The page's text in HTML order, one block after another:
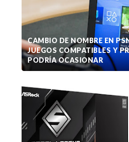
CAMBIO DE NOMBRE EN
JUEGOS COMPATIBLES Y
PODRÍA OCASIONAR